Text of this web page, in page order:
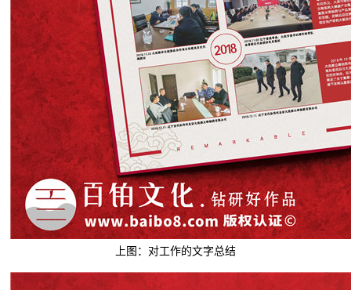
上图：对工作的文字总结